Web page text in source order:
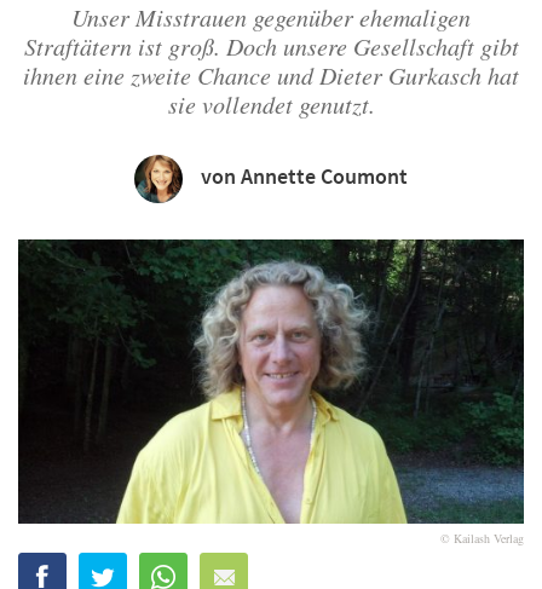
Unser Misstrauen gegenüber ehemaligen
Straftätern ist groß. Doch unsere Gesellschaft gibt
ihnen eine zweite Chance und Dieter Gurkasch hat
sie vollendet genutzt.
von Annette Coumont
© Kailash Verlag